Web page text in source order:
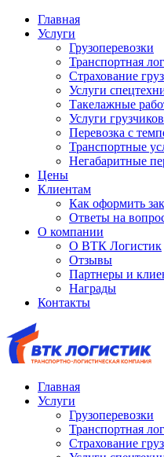
Главная
Услуги
Грузоперевозки
Транспортная
Страхование
Услуги
Такелажные
Услуги грузчиков
Перевозка с
Транспортные
Негабаритные
Цены
Клиентам
Как оформить
Ответы на
О компании
О ВТК Логистик
Отзывы
Партнеры и
Награды
Контакты
Главная
Услуги
Грузоперевозки
Транспортная
Страхование